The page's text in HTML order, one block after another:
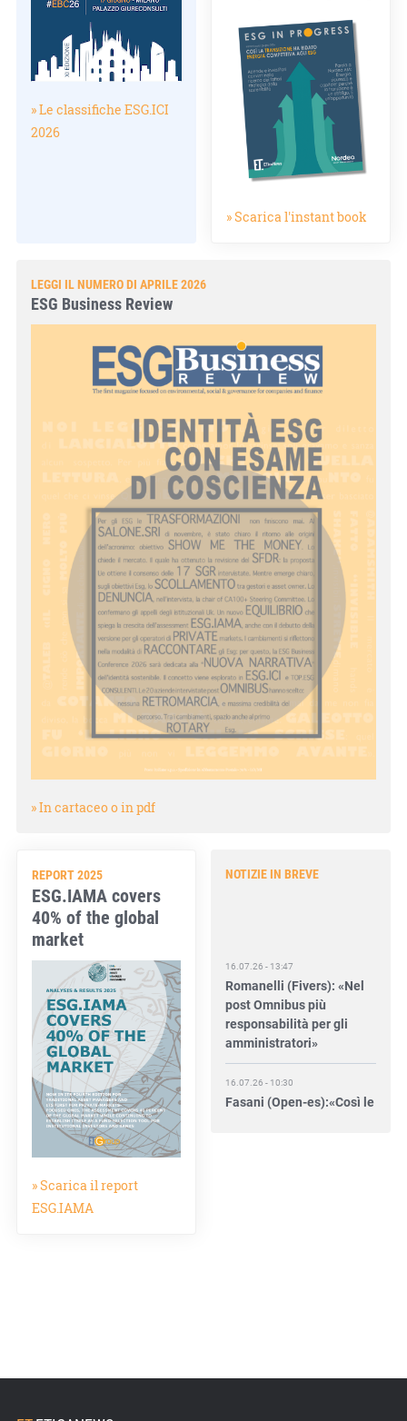
» Le classifiche ESG.ICI
2026
» Scarica l'instant book
LEGGI IL NUMERO DI APRILE 2026
ESG Business Review
» In cartaceo o in pdf
REPORT 2025
ESG.IAMA covers
40% of the global
market
» Scarica il report
ESG.IAMA
NOTIZIE IN BREVE
Romanelli (Fivers): «Nel
post Omnibus più
responsabilità per gli
amministratori»
Fasani (Open-es):«Così le
filiere aiutano a collegare